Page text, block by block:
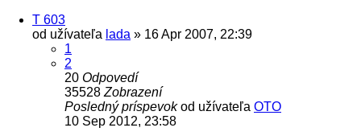
T 603
od užívateľa lada » 16 Apr 2007, 22:39
1
2
20 Odpovedí
35528 Zobrazení
Posledný príspevokod užívateľa OTO
10 Sep 2012, 23:58